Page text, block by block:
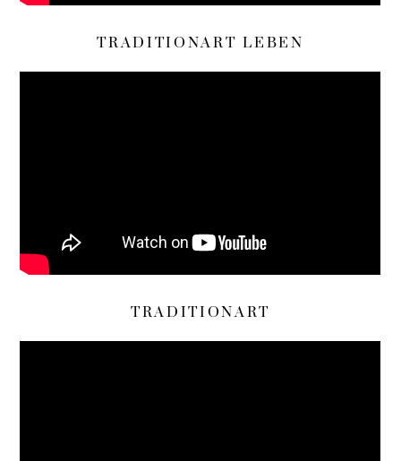
TRADITIONART LEBEN
TRADITIONART